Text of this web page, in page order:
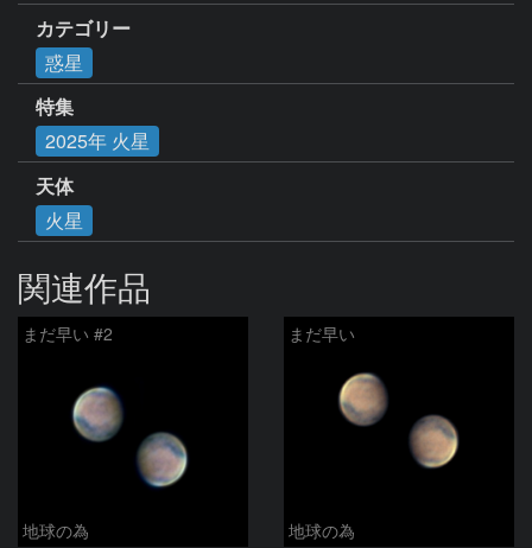
カテゴリー
惑星
特集
2025年 火星
天体
火星
関連作品
まだ早い #2
地球の為
まだ早い
地球の為